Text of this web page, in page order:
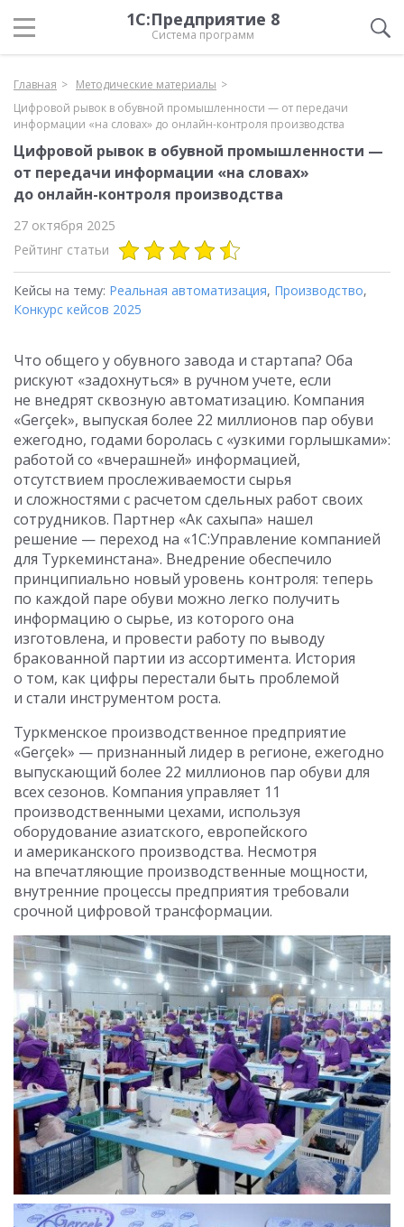
1С:Предприятие 8
Система программ
Главная
Методические материалы
Цифровой рывок в обувной промышленности — от передачи
информации «на словах» до онлайн-контроля производства
Цифровой рывок в обувной промышленности —
от передачи информации «на словах»
до онлайн-контроля производства
27 октября 2025
Рейтинг статьи
Кейсы на тему: Реальная автоматизация, Производство,
Конкурс кейсов 2025
Что общего у обувного завода и стартапа? Оба
рискуют «задохнуться» в ручном учете, если
не внедрят сквозную автоматизацию. Компания
«Gerçek», выпуская более 22 миллионов пар обуви
ежегодно, годами боролась с «узкими горлышками»:
работой со «вчерашней» информацией,
отсутствием прослеживаемости сырья
и сложностями с расчетом сдельных работ своих
сотрудников. Партнер «Ак сахыпа» нашел
решение — переход на «1С:Управление компанией
для Туркеминстана». Внедрение обеспечило
принципиально новый уровень контроля: теперь
по каждой паре обуви можно легко получить
информацию о сырье, из которого она
изготовлена, и провести работу по выводу
бракованной партии из ассортимента. История
о том, как цифры перестали быть проблемой
и стали инструментом роста.
Туркменское производственное предприятие
«Gerçek» — признанный лидер в регионе, ежегодно
выпускающий более 22 миллионов пар обуви для
всех сезонов. Компания управляет 11
производственными цехами, используя
оборудование азиатского, европейского
и американского производства. Несмотря
на впечатляющие производственные мощности,
внутренние процессы предприятия требовали
срочной цифровой трансформации.